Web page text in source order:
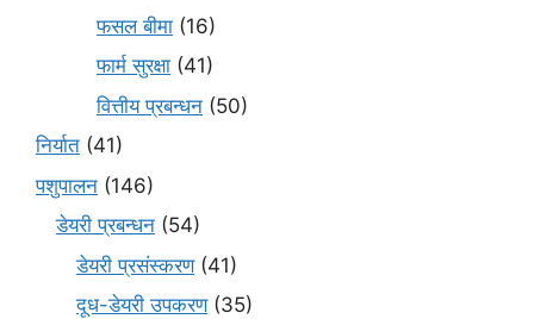
फसल बीमा (16)
फार्म सुरक्षा (41)
वित्तीय प्रबन्धन (50)
निर्यात (41)
पशुपालन (146)
डेयरी प्रबन्धन (54)
डेयरी प्रसंस्करण(41)
दूध-डेयरी उपकरण(35)